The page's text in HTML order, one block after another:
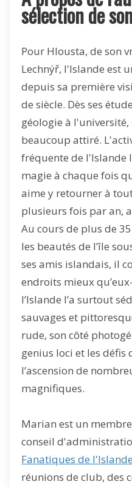
sélection de
Pour Hlousta, de son
Lechnýř, l'Islande est
depuis sa première
de siècle. Dès ses
géologie à
beaucoup attiré.
fréquente de l'Islande
magie à chaque fois
aime y retourner à
plusieurs fois par an,
Au cours de plus de
les beautés de l’île
ses amis islandais, il
endroits mieux
l’Islande l’a surtout
sauvages et
rude, son côté
genius loci et les défis
l’ascension de
magnifiques.
Marian est un
conseil
Fanatiques de
réunions de club, des